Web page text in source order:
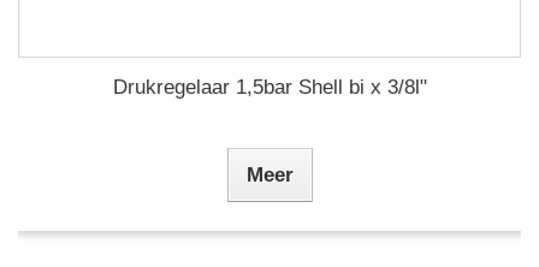
Drukregelaar 1,5bar Shell bi x 3/8l"
Meer